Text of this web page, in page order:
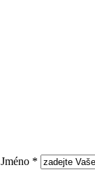
Jméno *